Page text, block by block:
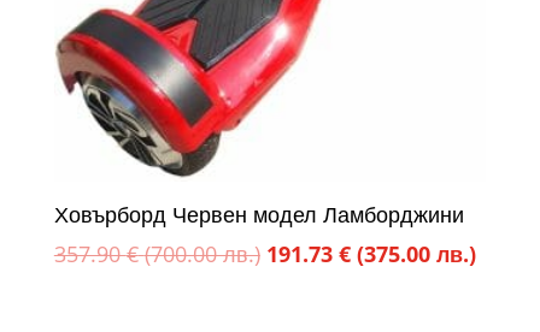
Ховърборд Червен модел Ламборджини
357.90€ (700.00 лв.) Original
191.73 € (375.00 лв.)